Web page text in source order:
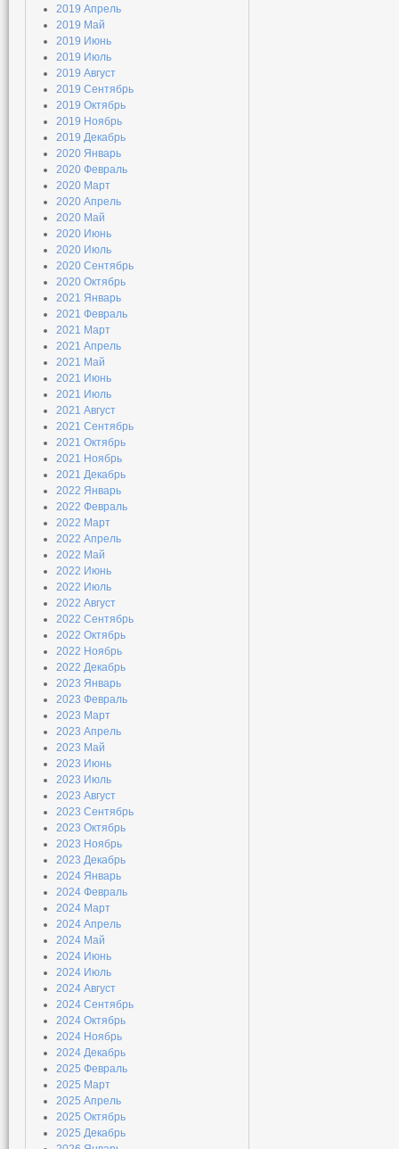
2019 Апрель
2019 Май
2019 Июнь
2019 Июль
2019 Август
2019 Сентябрь
2019 Октябрь
2019 Ноябрь
2019 Декабрь
2020 Январь
2020 Февраль
2020 Март
2020 Апрель
2020 Май
2020 Июнь
2020 Июль
2020 Сентябрь
2020 Октябрь
2021 Январь
2021 Февраль
2021 Март
2021 Апрель
2021 Май
2021 Июнь
2021 Июль
2021 Август
2021 Сентябрь
2021 Октябрь
2021 Ноябрь
2021 Декабрь
2022 Январь
2022 Февраль
2022 Март
2022 Апрель
2022 Май
2022 Июнь
2022 Июль
2022 Август
2022 Сентябрь
2022 Октябрь
2022 Ноябрь
2022 Декабрь
2023 Январь
2023 Февраль
2023 Март
2023 Апрель
2023 Май
2023 Июнь
2023 Июль
2023 Август
2023 Сентябрь
2023 Октябрь
2023 Ноябрь
2023 Декабрь
2024 Январь
2024 Февраль
2024 Март
2024 Апрель
2024 Май
2024 Июнь
2024 Июль
2024 Август
2024 Сентябрь
2024 Октябрь
2024 Ноябрь
2024 Декабрь
2025 Февраль
2025 Март
2025 Апрель
2025 Октябрь
2025 Декабрь